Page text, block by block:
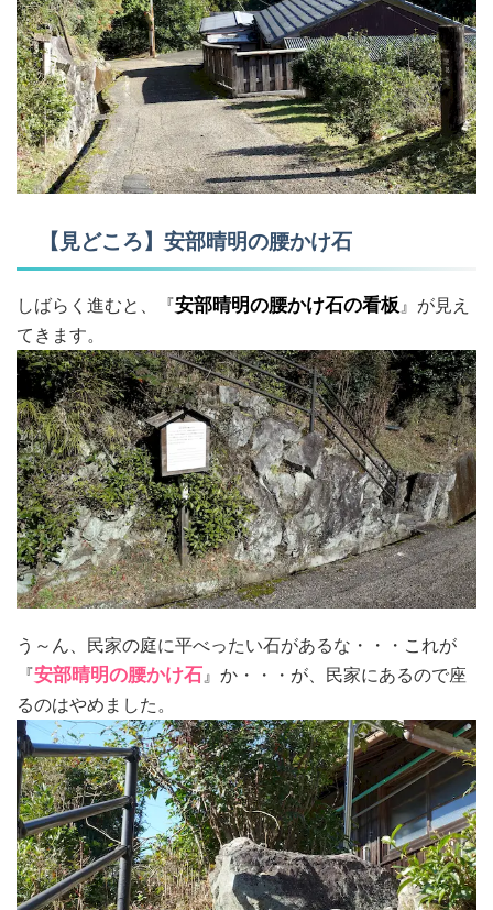
【見どころ】安部晴明の腰かけ石
しばらく進むと、『安部晴明の腰かけ石の看板 』が見え
てきます。
う～ん、民家の庭に平べったい石があるな・・・これが
『安部晴明の腰かけ石 』か・・・が、民家にあるので座
るのはやめました。